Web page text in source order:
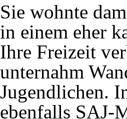
Sie wohnte
in einem eher
Ihre Freizeit
unternahm
Jugendlichen.
ebenfalls SAJ-